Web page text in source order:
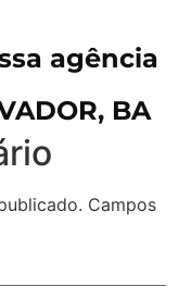
agência
BA
Campos